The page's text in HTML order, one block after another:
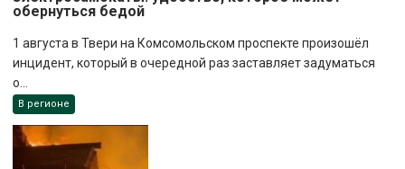
обернуться бедой
1 августа в Твери на Комсомольском проспекте произошёл
инцидент, который в очередной раз заставляет задуматься
о...
В регионе